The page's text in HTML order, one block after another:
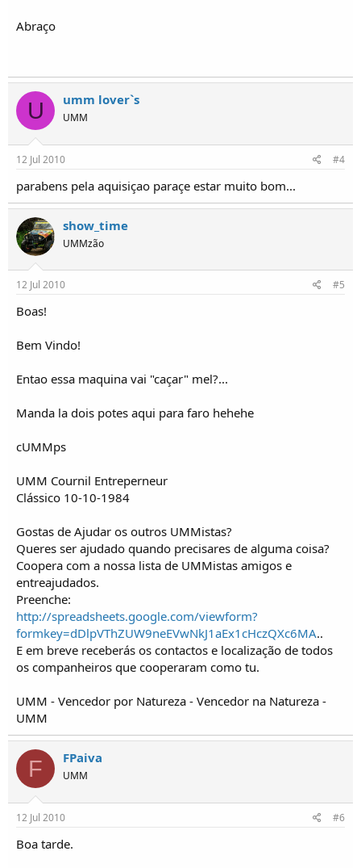
Abraço
U umm lover`s
UMM
12 Jul 2010 #4
parabens pela aquisiçao paraçe estar muito bom...
show_time
UMMzão
12 Jul 2010 #5
Boas!
Bem Vindo!
Entao essa maquina vai "caçar" mel?...
Manda la dois potes aqui para faro hehehe
cUMMps
UMM Cournil Entreperneur
Clássico 10-10-1984
Gostas de Ajudar os outros UMMistas?
Queres ser ajudado quando precisares de alguma coisa?
Coopera com a nossa lista de UMMistas amigos e
entreajudados.
Preenche:
http://spreadsheets.google.com/viewform?
formkey=dDlpVThZUW9neEVwNkJ1aEx1cHczQXc6MA..
E em breve receberás os contactos e localização de todos
os companheiros que cooperaram como tu.
UMM - Vencedor por Natureza - Vencedor na Natureza -
UMM
F FPaiva
UMM
12 Jul 2010 #6
Boa tarde.